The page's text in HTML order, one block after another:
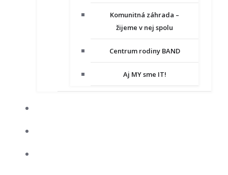
Komunitná záhrada –
žijeme v nej spolu
Centrum rodiny BAND
Aj MY sme IT!